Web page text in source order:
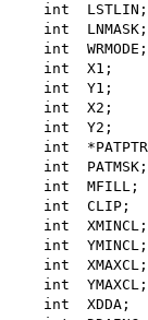
int
int
int
int  X1;
int  Y1;
int  X2;
int  Y2;
int
int
int  MFILL;
int  CLIP;
int
int
int
int
int  XDDA;